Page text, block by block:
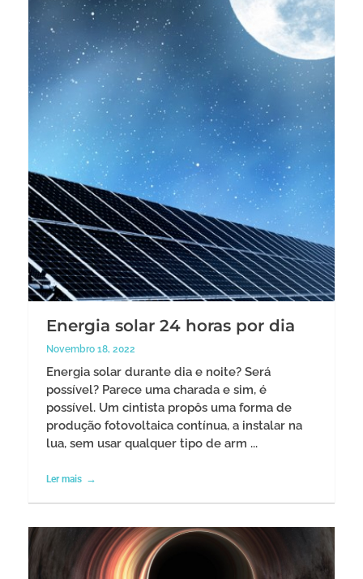
Energia solar 24 horas por dia
Novembro 18, 2022
Energia solar durante dia e noite? Será
possível? Parece uma charada e sim, é
possível. Um cintista propôs uma forma de
produção fotovoltaica contínua, a instalar na
lua, sem usar qualquer tipo de arm ...
Ler mais